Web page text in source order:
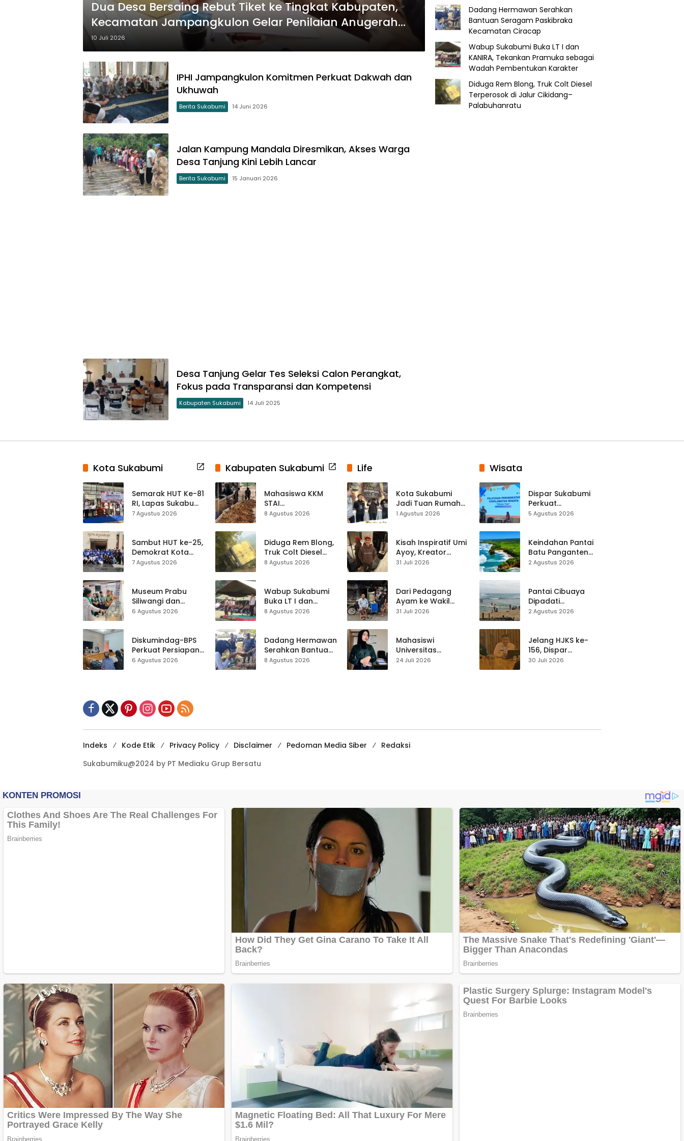
Dua Desa Bersaing Rebut Tiket ke Tingkat Kabupaten,
Kecamatan Jampangkulon Gelar Penilaian Anugerah
Desa Mubarokah
10 Juli 2026
IPHI Jampangkulon Komitmen Perkuat Dakwah dan
Ukhuwah
Berita Sukabumi 14 Juni 2026
Jalan Kampung Mandala Diresmikan, Akses Warga
Desa Tanjung Kini Lebih Lancar
Berita Sukabumi 15 Januari 2026
Desa Tanjung Gelar Tes Seleksi Calon Perangkat,
Fokus pada Transparansi dan Kompetensi
Kabupaten Sukabumi 14 Juli 2025
Dadang Hermawan Serahkan
Bantuan Seragam Paskibraka
Kecamatan Ciracap
Wabup Sukabumi Buka LT I dan
KANIRA, Tekankan Pramuka sebagai
Wadah Pembentukan Karakter
Diduga Rem Blong, Truk Colt Diesel
Terperosok di Jalur Cikidang–
Palabuhanratu
Kota Sukabumi
Semarak HUT Ke-81
RI, Lapas Sukabumi
Resmi Gelar Pekan
7 Agustus 2026
Sambut HUT ke-25,
Demokrat Kota
Sukabumi
ASRI Lewat Aksi
Bersih Masjid
Agung
7 Agustus 2026
Museum Prabu
Siliwangi dan
Museum Keramik
Hampir 500 Koleksi
Dipisahkan
6 Agustus 2026
Diskumindag-BPS
Perkuat Persiapan
Sensus Ekonomi,
6 Agustus 2026
Kabupaten Sukabumi
Mahasiswa KKM
STAI
Palabuhanratu
Jalan Majelis Ta’lim
di Sagaranten
8 Agustus 2026
Diduga Rem Blong,
Truk Colt Diesel
Terperosok di Jalur
8 Agustus 2026
Wabup Sukabumi
Buka LT I dan
KANIRA, Tekankan
Pembentukan
Karakter
8 Agustus 2026
Dadang Hermawan
Serahkan Bantuan
Seragam
8 Agustus 2026
Life
Kota Sukabumi
Jadi Tuan Rumah
Kontes Batu Akik
1 Agustus 2026
Kisah Inspiratif Umi
Ayoy, Kreator
TikTok Asal
Live Streaming
31 Juli 2026
Dari Pedagang
Ayam ke Wakil
Ketua DPRD, H.
Pasar Cisaat
31 Juli 2026
Mahasiswi
Universitas
Muhammadiyah
24 Juli 2026
Wisata
Dispar Sukabumi
Perkuat
Keselamatan
Mitigasi hingga
Teknik Evakuasi
5 Agustus 2026
Keindahan Pantai
Batu Panganten
Mulai Dilirik
2 Agustus 2026
Pantai Cibuaya
Dipadati
Wisatawan,
Waspada
2 Agustus 2026
Jelang HJKS ke-
156, Dispar
Kabupaten
30 Juli 2026
Indeks Kode Etik Privacy Policy Disclaimer Pedoman Media Siber
Redaksi
Sukabumiku@2024 by PT Mediaku Grup Bersatu